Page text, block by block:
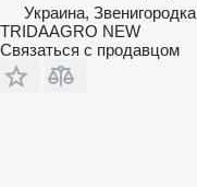
Украина, Звенигородка
TRIDAAGRO NEW
Связаться с продавцом